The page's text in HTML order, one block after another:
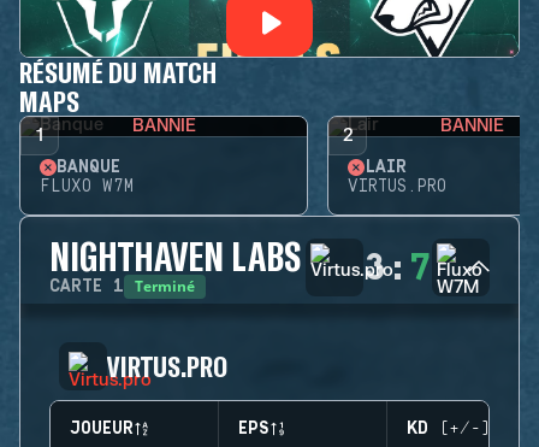
RÉSUMÉ DU MATCH
MAPS
1 BANNIE
BANQUE
FLUXO W7M
2 BANNIE
LAIR
VIRTUS.PRO
NIGHTHAVEN LABS
CARTE 1 Terminé 3: 7
VIRTUS.PRO
JOUEUR EPS KD (+/-)